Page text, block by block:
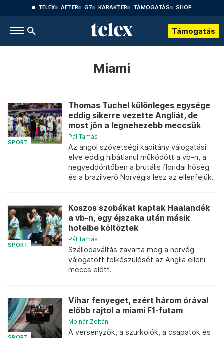
TELEX AFTER G7 KARAKTER TÁMOGATÁS SHOP
Támogatás
Miami
SPORT
Thomas Tuchel különleges egysége
eddig sikerre vezette Angliát, de
most jön a legnehezebb meccsük
Pál Tamás
Az angol szövetségi kapitány válogatási
elve eddig hibátlanul működött a vb-n, a
negyeddöntőben a brutális floridai hőség
és a brazilverő Norvégia lesz az ellenfelük.
SPORT
Koszos szobákat kaptak Haalandék
a vb-n, egy éjszaka után másik
hotelbe költöztek
Pál Tamás
Szállodaváltás zavarta meg a norvég
válogatott felkészülését az Anglia elleni
meccs előtt.
Vihar fenyeget, ezért három órával
előbb rajtol a miami F1-futam
Molnár Zoltán
A versenyzők, a szurkolók, a csapatok és